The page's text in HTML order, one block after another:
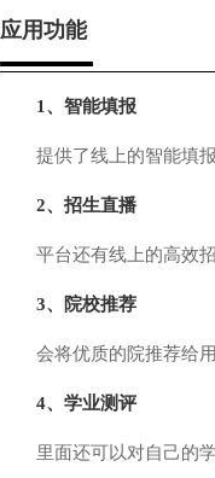
应用功能
1、智能填报
提供了线上的智能填报
2、招生直播
平台还有线上的高效招
3、院校推荐
会将优质的院推荐给用
4、学业测评
里面还可以对自己的学